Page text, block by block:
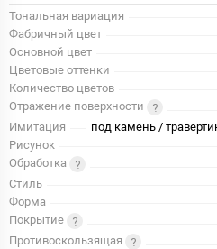
Тональная вариация
Фабричный цвет
Основной цвет
Цветовые оттенки
Количество цветов
Отражение поверхности
Имитация
под камень /
Рисунок
Обработка
Стиль
Форма
Покрытие
Противоскользящая